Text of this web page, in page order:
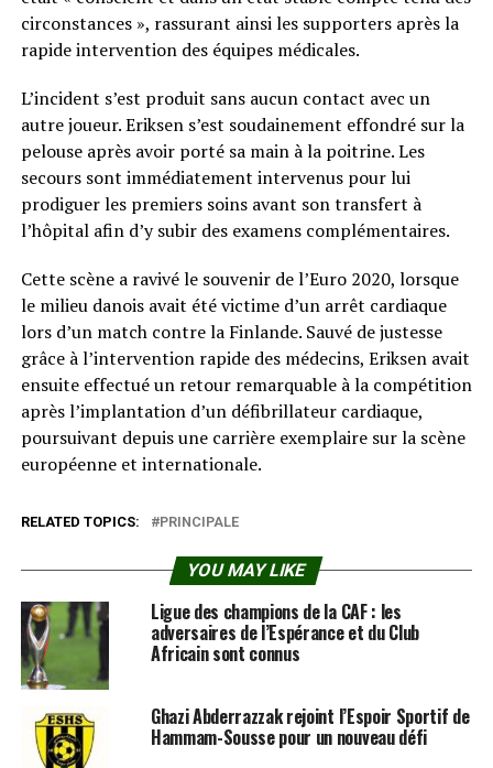
circonstances », rassurant ainsi les supporters après la
rapide intervention des équipes médicales.
L’incident s’est produit sans aucun contact avec un
autre joueur. Eriksen s’est soudainement effondré sur la
pelouse après avoir porté sa main à la poitrine. Les
secours sont immédiatement intervenus pour lui
prodiguer les premiers soins avant son transfert à
l’hôpital afin d’y subir des examens complémentaires.
Cette scène a ravivé le souvenir de l’Euro 2020, lorsque
le milieu danois avait été victime d’un arrêt cardiaque
lors d’un match contre la Finlande. Sauvé de justesse
grâce à l’intervention rapide des médecins, Eriksen avait
ensuite effectué un retour remarquable à la compétition
après l’implantation d’un défibrillateur cardiaque,
poursuivant depuis une carrière exemplaire sur la scène
européenne et internationale.
RELATED TOPICS: PRINCIPALE
YOU MAY LIKE
Ligue des champions de la CAF : les
adversaires de l’Espérance et du Club
Africain sont connus
Ghazi Abderrazzak rejoint l’Espoir Sportif de
Hammam-Sousse pour un nouveau défi